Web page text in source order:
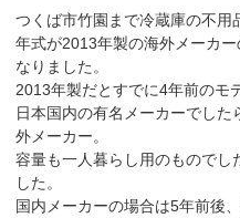
つくば市竹園まで冷蔵庫の不用
年式が2013年製の海外メーカ
なりました。
2013年製だとすでに4年前のモ
日本国内の有名メーカーでし
外メーカー。
容量も一人暮らし用のものでし
した。
国内メーカーの場合は5年前後